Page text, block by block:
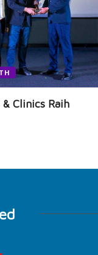
Clinics Raih